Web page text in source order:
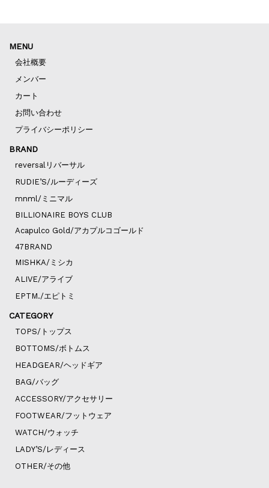
MENU
会社概要
メンバー
カート
お問い合わせ
プライバシーポリシー
BRAND
reversalリバーサル
RUDIE’S/ルーディーズ
mnml/ミニマル
BILLIONAIRE BOYS CLUB
Acapulco Gold/アカプルコゴールド
47BRAND
MISHKA/ミシカ
ALIVE/アライブ
EPTM./エピトミ
CATEGORY
TOPS/トップス
BOTTOMS/ボトムス
HEADGEAR/ヘッドギア
BAG/バッグ
ACCESSORY/アクセサリー
FOOTWEAR/フットウェア
WATCH/ウォッチ
LADY’S/レディース
OTHER/その他